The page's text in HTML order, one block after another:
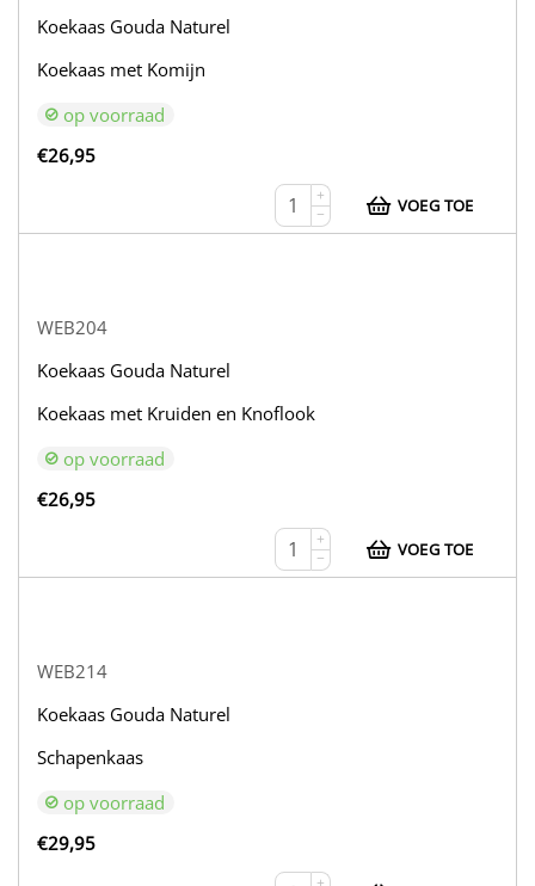
Koekaas Gouda Naturel
Koekaas met Komijn
op voorraad
€26,95
+
−
VOEG TOE
WEB204
Koekaas Gouda Naturel
Koekaas met Kruiden en Knoflook
op voorraad
€26,95
+
−
VOEG TOE
WEB214
Koekaas Gouda Naturel
Schapenkaas
op voorraad
€29,95